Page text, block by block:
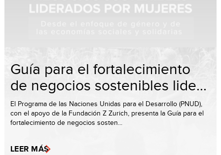
Guía para el fortalecimiento
de negocios sostenibles lide...
El Programa de las Naciones Unidas para el Desarrollo (PNUD),
con el apoyo de la Fundación Z Zurich, presenta la Guía para el
fortalecimiento de negocios sosten...
LEER MÁS